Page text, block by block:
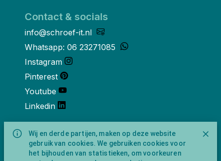
Wij en derde partijen, maken op deze website
gebruik van cookies. We gebruiken cookies voor
het bijhouden van statistieken, om voorkeuren
Contact & socials
info@schroef-it.nl
Whatsapp: 06 23271085
Instagram
Pinterest
Youtube
Linkedin
Over ons
Schroef-it is een handelsnaam van